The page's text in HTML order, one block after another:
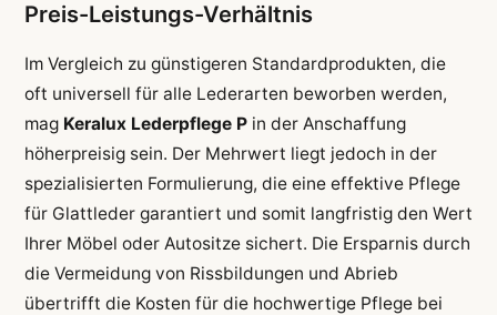
Preis-Leistungs-Verhältnis
Im Vergleich zu günstigeren Standardprodukten, die
oft universell für alle Lederarten beworben werden,
mag Keralux Lederpflege Pin der Anschaffung
höherpreisig sein. Der Mehrwert liegt jedoch in der
spezialisierten Formulierung, die eine effektive Pflege
für Glattleder garantiert und somit langfristig den Wert
Ihrer Möbel oder Autositze sichert. Die Ersparnis durch
die Vermeidung von Rissbildungen und Abrieb
übertrifft die Kosten für die hochwertige Pflege bei